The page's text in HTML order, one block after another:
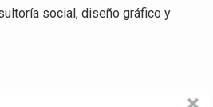
social, diseño gráfico y